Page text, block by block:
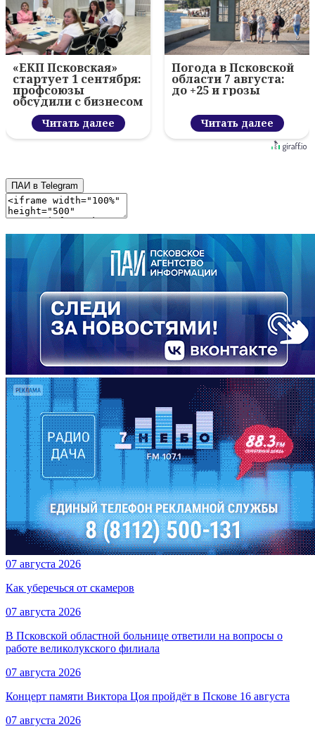
«ЕКП Псковская»
стартует 1 сентября:
профсоюзы
обсудили с бизнесом
новый цифровой
проектЧитать далее
Погода в Псковской
области 7 августа:
до +25 и грозы
Читать далее
ПАИ в Telegram
07 августа 2026
Как уберечься от скамеров
07 августа 2026
В Псковской областной больнице ответили на вопросы о
работе великолукского филиала
07 августа 2026
Концерт памяти Виктора Цоя пройдёт в Пскове 16 августа
07 августа 2026